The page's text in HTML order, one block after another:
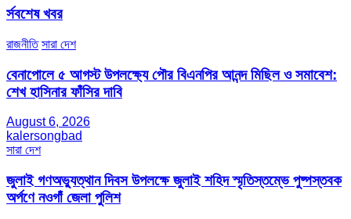
র্সবশেষ খবর
রাজনীতি সারা দেশ
বেনাপোলে ৫ আগস্ট উপলক্ষ্যে পৌর বিএনপির আনন্দ মিছিল ও সমাবেশ:
শেখ হাসিনার ফাঁসির দাবি
August 6, 2026
kalersongbad
সারা দেশ
জুলাই গণঅভ্যুত্থান দিবস উপলক্ষে জুলাই শহিদ স্মৃতিস্তম্ভে পুষ্পস্তবক
অর্পণে নওগাঁ জেলা পুলিশ